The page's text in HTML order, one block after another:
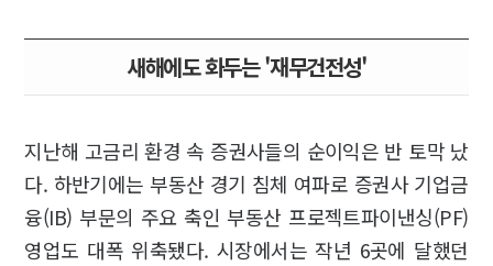
새해에도 화두는 '재무건전성'
지난해 고금리 환경 속 증권사들의 순이익은 반 토막 났
다. 하반기에는 부동산 경기 침체 여파로 증권사 기업금
융(IB) 부문의 주요 축인 부동산 프로젝트파이낸싱(PF)
영업도 대폭 위축됐다. 시장에서는 작년 6곳에 달했던